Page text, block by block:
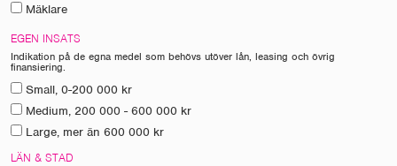
Mäklare
EGEN INSATS
Indikation på de egna medel som behövs utöver lån, leasing och övrig
finansiering.
Small, 0-200 000 kr
Medium, 200 000 - 600 000 kr
Large, mer än 600 000 kr
LÄN & STAD